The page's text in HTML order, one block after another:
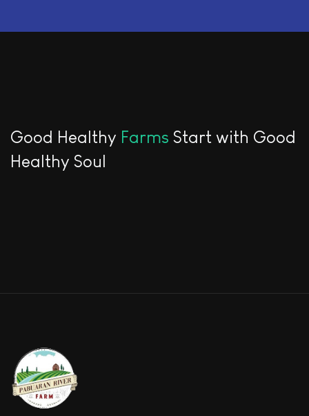
Good Healthy Farms Start with Good
Healthy Soul